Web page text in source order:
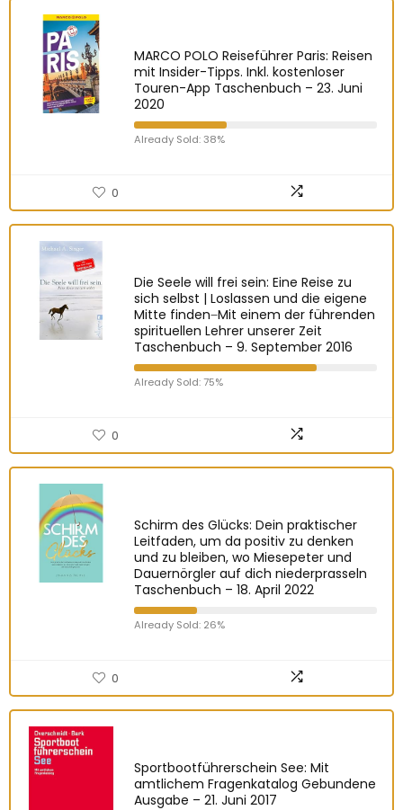
MARCO POLO Reiseführer Paris: Reisen
mit Insider-Tipps. Inkl. kostenloser
Touren-App Taschenbuch – 23. Juni
2020
Already Sold: 38%
0
Die Seele will frei sein: Eine Reise zu
sich selbst | Loslassen und die eigene
Mitte finden ̶ Mit einem der führenden
spirituellen Lehrer unserer Zeit
Taschenbuch – 9. September 2016
Already Sold: 75%
0
Schirm des Glücks: Dein praktischer
Leitfaden, um da positiv zu denken
und zu bleiben, wo Miesepeter und
Dauernörgler auf dich niederprasseln
Taschenbuch – 18. April 2022
Already Sold: 26%
0
Sportbootführerschein See: Mit
amtlichem Fragenkatalog Gebundene
Ausgabe – 21. Juni 2017